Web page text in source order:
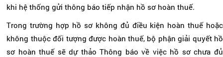
khi hệ thống gửi thông báo tiếp nhận hồ sơ hoàn thuế.
Trong trường hợp hồ sơ không đủ điều kiện hoàn thuế hoặc
không thuộc đối tượng được hoàn thuế, bộ phận giải quyết hồ
sơ hoàn thuế sẽ dự thảo Thông báo về việc hồ sơ chưa đủ